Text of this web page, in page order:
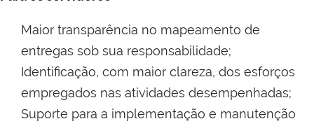
Maior transparência no mapeamento de
entregas sob sua responsabilidade;
Identificação, com maior clareza, dos esforços
empregados nas atividades desempenhadas;
Suporte para a implementação e manutenção